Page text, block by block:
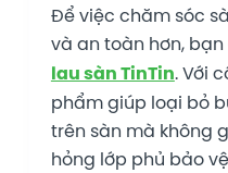
Để việc chăm sóc
và an toàn hơn,
lau sàn TinTin. Với
phẩm giúp loại bỏ
trên sàn mà không
hỏng lớp phủ bảo